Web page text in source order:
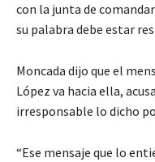
con la junta de
su palabra debe estar
Moncada dijo que el
López va hacia ella,
irresponsable lo dicho
“Ese mensaje que lo